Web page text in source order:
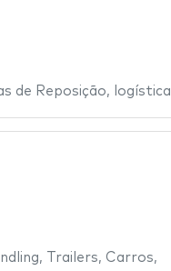
de Reposição, logística
, Trailers, Carros,